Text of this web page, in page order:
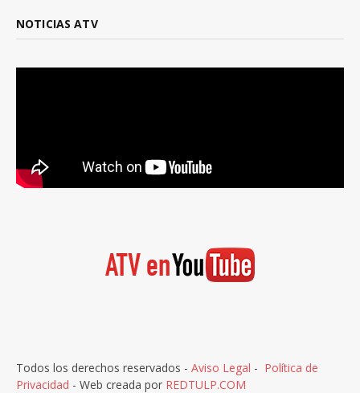
NOTICIAS ATV
Todos los derechos reservados - Aviso Legal - Política de
Privacidad - Web creada por REDTULP.COM